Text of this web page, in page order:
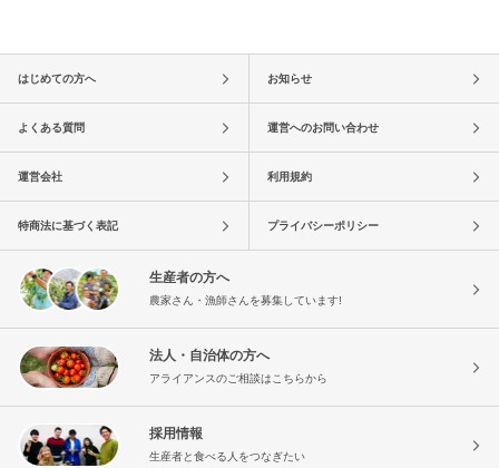
はじめての方へ お知らせ
よくある質問 運営へのお問い合わせ
運営会社 利用規約
特商法に基づく表記 プライバシーポリシー
生産者の方へ
農家さん・漁師さんを募集しています!
法人・自治体の方へ
アライアンスのご相談はこちらから
採用情報
生産者と食べる人をつなぎたい